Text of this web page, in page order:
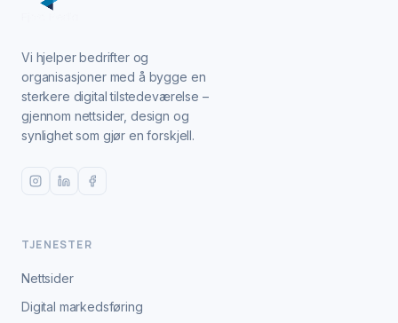
Vi hjelper bedrifter og
organisasjoner med å bygge en
sterkere digital tilstedeværelse –
gjennom nettsider, design og
synlighet som gjør en forskjell.
TJENESTER
Nettsider
Digital markedsføring